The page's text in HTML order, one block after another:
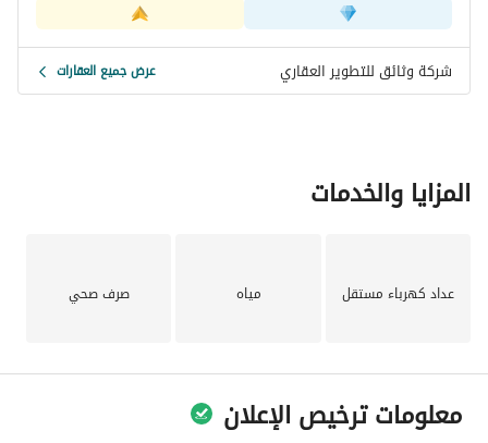
شركة وثائق للتطوير العقاري عرض جميع العقارات
المزايا والخدمات
عداد كهرباء مستقل مياه صرف صحي
معلومات ترخيص الإعلان